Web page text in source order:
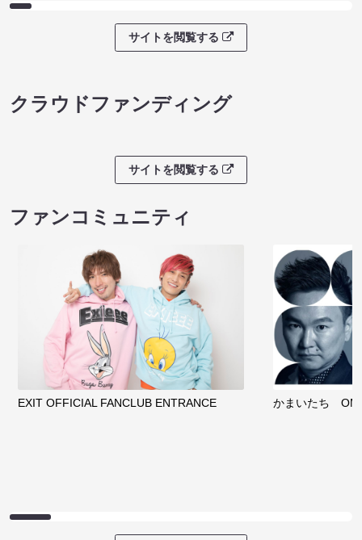
サイトを閲覧する
クラウドファンディング
サイトを閲覧する
ファンコミュニティ
EXIT OFFICIAL FANCLUB ENTRANCE かまいたち